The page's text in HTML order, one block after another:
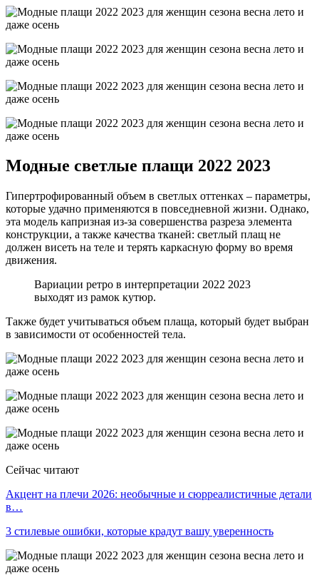
Модные светлые плащи 2022 2023
Гипертрофированный объем в светлых оттенках – параметры,
которые удачно применяются в повседневной жизни. Однако,
эта модель капризная из-за совершенства разреза элемента
конструкции, а также качества тканей: светлый плащ не
должен висеть на теле и терять каркасную форму во время
движения.
Вариации ретро в интерпретации 2022 2023
выходят из рамок кутюр.
Также будет учитываться объем плаща, который будет выбран
в зависимости от особенностей тела.
Сейчас читают
Акцент на плечи 2026: необычные и сюрреалистичные детали
в…
3 стилевые ошибки, которые крадут вашу уверенность